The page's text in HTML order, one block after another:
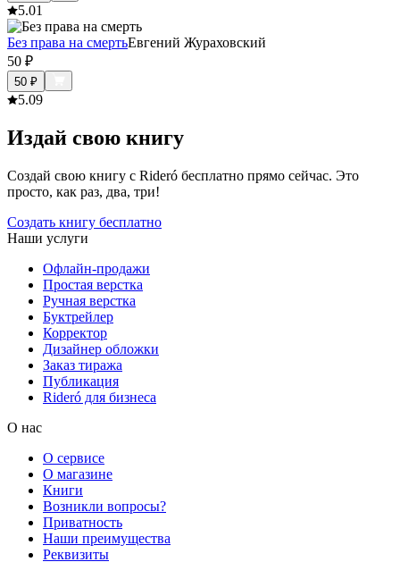
5.01
Без права на смертьЕвгений Жураховский
50 ₽
50 ₽
5.09
Издай свою книгу
Создай свою книгу с Rideró бесплатно прямо сейчас. Это
просто, как раз, два, три!
Создать книгу бесплатно
Наши услуги
Офлайн-продажи
Простая верстка
Ручная верстка
Буктрейлер
Корректор
Дизайнер обложки
Заказ тиража
Публикация
Rideró для бизнеса
О нас
О сервисе
О магазине
Книги
Возникли вопросы?
Приватность
Наши преимущества
Реквизиты